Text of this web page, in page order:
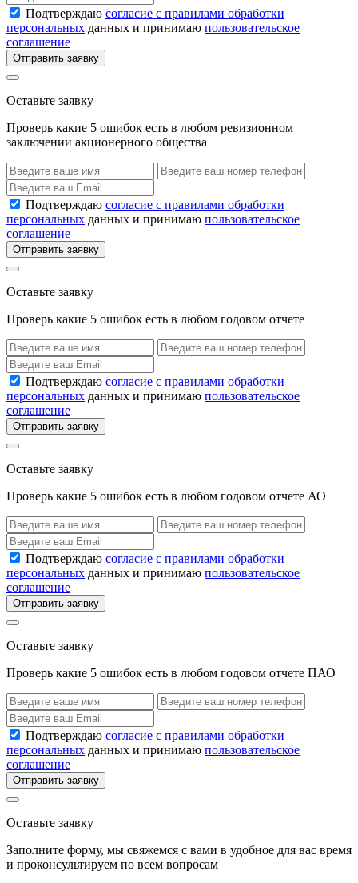
Подтверждаю согласие с правилами обработки
персональных данных и принимаю пользовательское
соглашение
Отправить заявку
Оставьте заявку
Проверь какие 5 ошибок есть в любом ревизионном
заключении акционерного общества
Подтверждаю согласие с правилами обработки
персональных данных и принимаю пользовательское
соглашение
Отправить заявку
Оставьте заявку
Проверь какие 5 ошибок есть в любом годовом отчете
Подтверждаю согласие с правилами обработки
персональных данных и принимаю пользовательское
соглашение
Отправить заявку
Оставьте заявку
Проверь какие 5 ошибок есть в любом годовом отчете АО
Подтверждаю согласие с правилами обработки
персональных данных и принимаю пользовательское
соглашение
Отправить заявку
Оставьте заявку
Проверь какие 5 ошибок есть в любом годовом отчете ПАО
Подтверждаю согласие с правилами обработки
персональных данных и принимаю пользовательское
соглашение
Отправить заявку
Оставьте заявку
Заполните форму, мы свяжемся с вами в удобное для вас время
и проконсультируем по всем вопросам